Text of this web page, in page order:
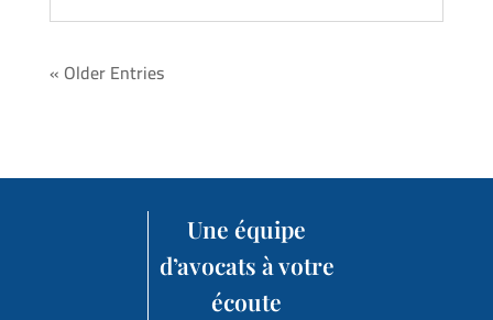
« Older Entries
Une équipe
d’avocats à votre
écoute